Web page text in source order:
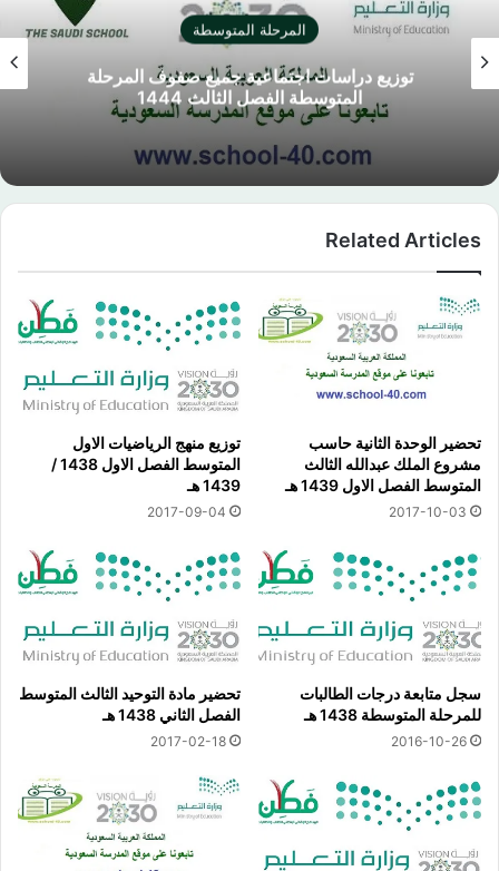
المرحلة المتوسطة
توزيع دراسات اجتماعية جميع صفوف المرحلة
المتوسطة الفصل الثالث 1444
Related Articles
تحضير الوحدة الثانية حاسب
مشروع الملك عبدالله الثالث
المتوسط الفصل الاول 1439 هـ
2017-10-03
توزيع منهج الرياضيات الاول
المتوسط الفصل الاول 1438 /
1439 هـ
2017-09-04
سجل متابعة درجات الطالبات
للمرحلة المتوسطة 1438 هـ
2016-10-26
تحضير مادة التوحيد الثالث المتوسط
الفصل الثاني 1438 هـ
2017-02-18